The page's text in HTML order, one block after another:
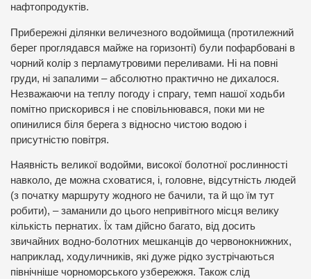
нафтопродуктів.
Прибережні ділянки величезного водоймища (протилежний
берег проглядався майже на горизонті) були пофарбовані в
чорний колір з перламутровими переливами. Ні на повні
груди, ні запалими – абсолютно практично не дихалося.
Незважаючи на теплу погоду і спрагу, темп нашої ходьби
помітно прискорився і не сповільнювався, поки ми не
опинилися біля берега з відносно чистою водою і
присутністю повітря.
Наявність великої водойми, високої болотної рослинності
навколо, де можна сховатися, і, головне, відсутність людей
(з початку маршруту жодного не бачили, та й що їм тут
робити), – заманили до цього непривітного місця велику
кількість пернатих. Їх там дійсно багато, від досить
звичайних водно-болотних мешканців до червонокнижних,
наприклад, ходуличників, які дуже рідко зустрічаються
північніше чорноморського узбережжя. Також слід